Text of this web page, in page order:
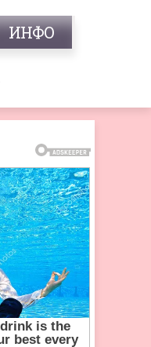
ИНФО